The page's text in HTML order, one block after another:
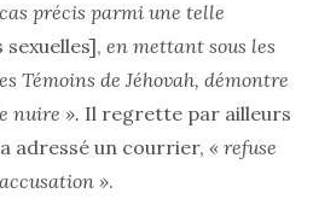
précis parmi une telle
sexuelles], en mettant sous les
Témoins de Jéhovah, démontre
nuire ». Il regrette par ailleurs
adressé un courrier, « refuse
».